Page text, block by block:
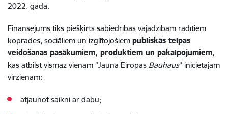
2022. gadā.
Finansējums tiks piešķirts sabiedrības vajadzībām radītiem
koprades, sociāliem un izglītojošiem publiskās telpas
veidošanas pasākumiem, produktiem un pakalpojumiem,
kas atbilst vismaz vienam “Jaunā Eiropas Bauhaus” iniciētajam
virzienam:
atjaunot saikni ar dabu;